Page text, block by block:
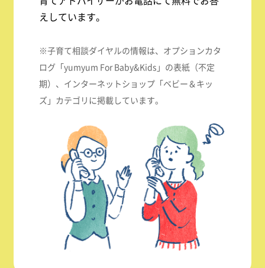
えしています。
※子育て相談ダイヤルの情報は、オプションカタ
ログ「yumyum For Baby&Kids」の表紙（不定
期）、インターネットショップ「ベビー＆キッ
ズ」カテゴリに掲載しています。